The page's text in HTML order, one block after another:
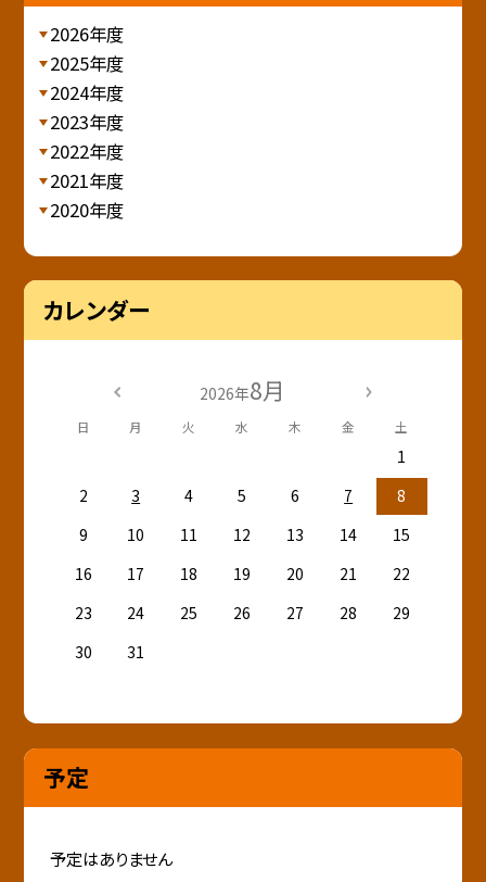
2026年度
2025年度
2024年度
2023年度
2022年度
2021年度
2020年度
カレンダー
2026年8月
日 月 火 水 木 金 土
1
2
3 4 5 6 7
8
9
10 11 12 13 14
15
16
17 18 19 20 21
22
23
24 25 26 27 28
29
30
31
予定
予定はありません